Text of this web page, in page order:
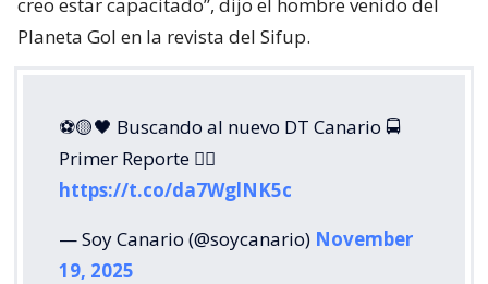
Planeta Gol en la revista del Sifup.
⚽️🟡🖤 Buscando al nuevo DT Canario 🚍
Primer Reporte ✍🏻
https://t.co/da7WglNK5c
— Soy Canario (@soycanario) November
19, 2025